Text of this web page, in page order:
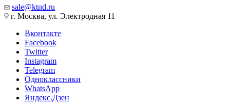
sale@ktnd.ru
г. Москва, ул. Электродная 11
Вконтакте
Facebook
Twitter
Instagram
Telegram
Одноклассники
WhatsApp
Яндекс.Дзен